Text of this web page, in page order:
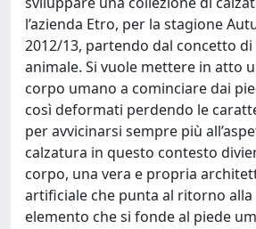
l’azienda Etro, per la stagione
2012/13, partendo dal concetto
animale. Si vuole mettere in atto
corpo umano a cominciare dai
così deformati perdendo le
per avvicinarsi sempre più
calzatura in questo contesto
corpo, una vera e propria
artificiale che punta al ritorno alla
elemento che si fonde al piede